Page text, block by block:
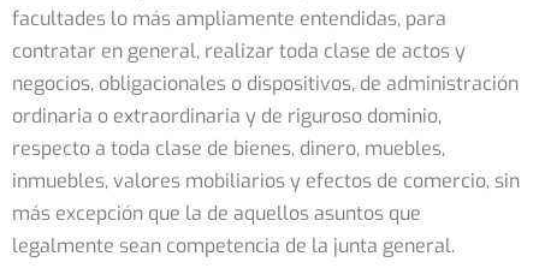
facultades lo más ampliamente entendidas, para
contratar en general, realizar toda clase de actos y
negocios, obligacionales o dispositivos, de administración
ordinaria o extraordinaria y de riguroso dominio,
respecto a toda clase de bienes, dinero, muebles,
inmuebles, valores mobiliarios y efectos de comercio, sin
más excepción que la de aquellos asuntos que
legalmente sean competencia de la junta general.